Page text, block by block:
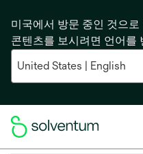
미국에서 방문 중인 것으
콘텐츠를 보시려면 언어를